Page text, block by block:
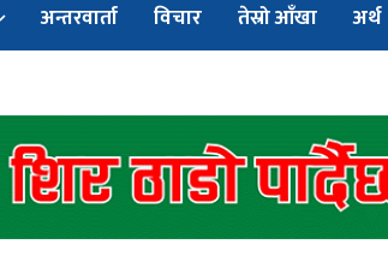
अन्तरवार्ता विचार तेस्रो आँखा अर्थ